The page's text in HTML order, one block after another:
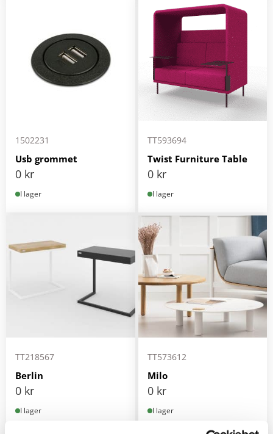
1502231
Usb grommet
0 kr
I lager
TT593694
Twist Furniture Table
0 kr
I lager
TT218567
Berlin
0 kr
I lager
TT573612
Milo
0 kr
I lager